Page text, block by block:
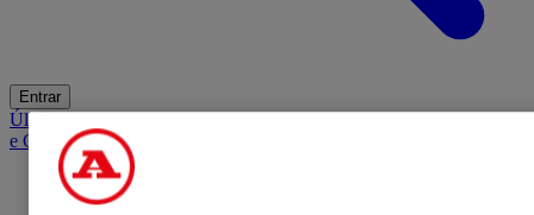
Entrar
ÚltimasMercadoOpiniãoiGaming HubA BOLA SUGEREBarba
e Cabelo